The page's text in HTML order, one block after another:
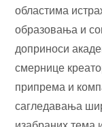
областима
образовања и
доприноси
смернице
припрема и
сагледавања